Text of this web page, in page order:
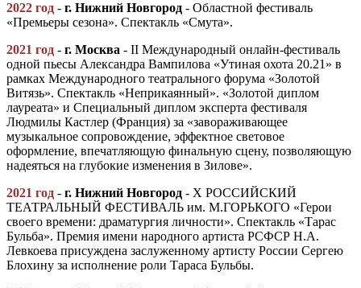
2022 год - г. Нижний Новгород - Областной фестиваль
«Премьеры сезона». Спектакль «Смута».
2021 год - г. Москва - II Международный онлайн-фестиваль
одной пьесы Александра Вампилова «Утиная охота 20.21» в
рамках Международного театрального форума «Золотой
Витязь». Спектакль «Неприкаянный». «Золотой диплом
лауреата» и Специальный диплом эксперта фестиваля
Людмилы Кастлер (Франция) за «завораживающее
музыкальное сопровождение, эффектное световое
оформление, впечатляющую финальную сцену, позволяющую
надеяться на глубокие изменения в Зилове».
2021 год - г. Нижний Новгород - X РОССИЙСКИЙ
ТЕАТРАЛЬНЫЙ ФЕСТИВАЛЬ им. М.ГОРЬКОГО «Герои
своего времени: драматургия личности». Спектакль «Тарас
Бульба». Премия имени народного артиста РСФСР Н.А.
Левкоева присуждена заслуженному артисту России Сергею
Блохину за исполнение роли Тараса Бульбы.